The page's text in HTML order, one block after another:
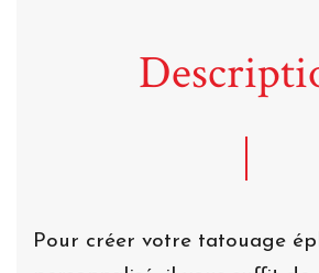
Pour créer votre tatouage